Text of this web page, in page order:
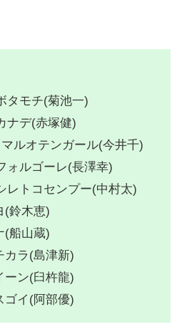
タモチ(菊池一)
ナデ(赤塚健)
ルオテンガール(今井千)
ォルゴーレ(長澤幸)
レトコセンプー(中村太)
(鈴木恵)
(船山蔵)
カラ(島津新)
ーン(臼杵龍)
ゴイ(阿部優)